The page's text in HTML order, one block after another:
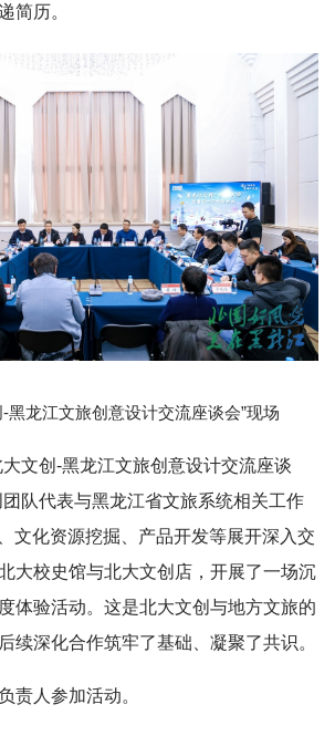
简历。
-黑龙江文旅创意设计交流座谈会”现场
大文创-黑龙江文旅创意设计交流座谈
队代表与黑龙江省文旅系统相关工作
文化资源挖掘、产品开发等展开深入交
大校史馆与北大文创店，开展了一场沉
体验活动。这是北大文创与地方文旅的
续深化合作筑牢了基础、凝聚了共识。
责人参加活动。